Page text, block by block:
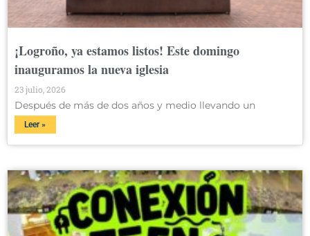
¡Logroño, ya estamos listos! Este domingo
inauguramos la nueva iglesia
23 julio, 2026
Después de más de dos años y medio llevando un
Leer »